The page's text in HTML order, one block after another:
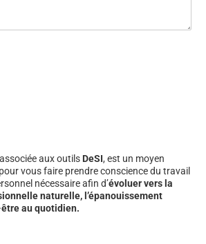
aux outils DeSI, est un moyen
vous faire prendre conscience du travail
nécessaire afin d’évoluer vers la
naturelle, l’épanouissement
au quotidien.